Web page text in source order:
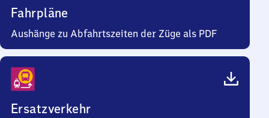
Fahrpläne
Aushänge zu Abfahrtszeiten der Züge als PDF
Ersatzverkehr